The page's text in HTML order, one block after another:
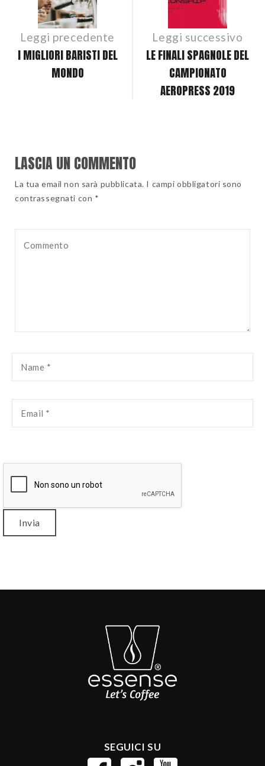
Leggi precedente
I MIGLIORI BARISTI DEL
MONDO
Leggi successivo
LE FINALI SPAGNOLE DEL
CAMPIONATO
AEROPRESS 2019
LASCIA UN COMMENTO
La tua email non sarà pubblicata. I campi obbligatori sono
contrassegnati con *
SEGUICI SU